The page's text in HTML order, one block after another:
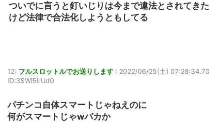
ついでに言うと釘いじりは今まで違法とされてきた
けど法律で合法化しようともしてる
12: フルスロットルでお送りします : 2022/06/25(土) 07:28:34.70
ID:3SWl5LUd0
パチンコ自体スマートじゃねえのに
何がスマートじゃwバカか